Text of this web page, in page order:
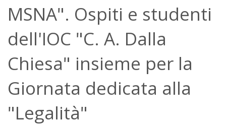
MSNA". Ospiti e studenti
dell'IOC "C. A. Dalla
Chiesa" insieme per la
Giornata dedicata alla
"Legalità"